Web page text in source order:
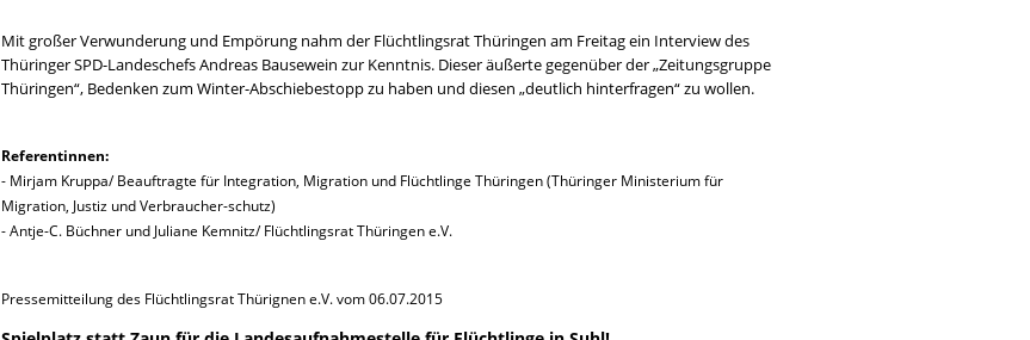
Mit großer Verwunderung und Empörung nahm der Flüchtlingsrat Thüringen am Freitag ein Interview des
Thüringer SPD-Landeschefs Andreas Bausewein zur Kenntnis. Dieser äußerte gegenüber der „Zeitungsgruppe
Thüringen“, Bedenken zum Winter-Abschiebestopp zu haben und diesen „deutlich hinterfragen“ zu wollen.
Referentinnen:
- Mirjam Kruppa/ Beauftragte für Integration, Migration und Flüchtlinge Thüringen (Thüringer Ministerium für
Migration, Justiz und Verbraucher-schutz)
- Antje-C. Büchner und Juliane Kemnitz/ Flüchtlingsrat Thüringen e.V.
Pressemitteilung des Flüchtlingsrat Thürignen e.V. vom 06.07.2015